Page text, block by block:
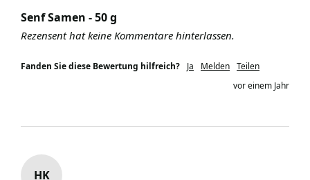
Senf Samen - 50 g
Rezensent hat keine Kommentare hinterlassen.
Fanden Sie diese Bewertung hilfreich? Ja Melden Teilen
vor einem Jahr
HK